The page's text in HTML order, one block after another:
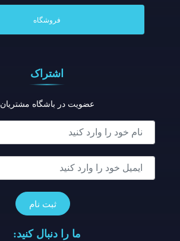
فروشگاه
اشتراک
عضویت در باشگاه مشتریان
ما را دنبال کنید: